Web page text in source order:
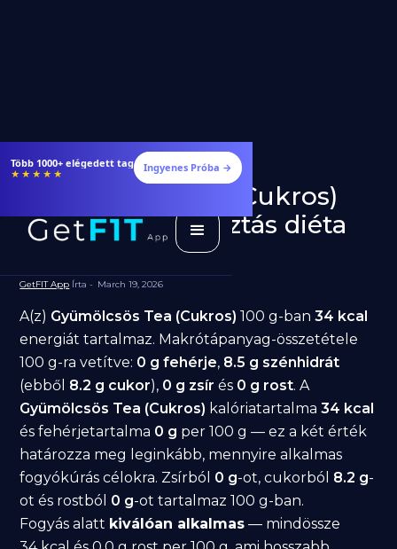
Több 1000+ elégedett tag
★★★★★ Ingyenes Próba →
Gyümölcsös Tea (Cukros)
fogyásra: jó választás diéta
GetFIT App Írta - March 19, 2026
A(z) Gyümölcsös Tea (Cukros) 100 g-ban34 kcal
energiát tartalmaz. Makrótápanyag-összetétele
100 g-ra vetítve: 0 g fehérje, 8.5 g szénhidrát
(ebből 8.2 g cukor), 0 g zsír és 0 g rost. A
Gyümölcsös Tea (Cukros) kalóriatartalma34 kcal
és fehérjetartalma 0 g per 100 g — ez a két érték
határozza meg leginkább, mennyire alkalmas
fogyókúrás célokra. Zsírból 0 g-ot, cukorból 8.2 g-
ot és rostból 0 g-ot tartalmaz 100 g-ban.
Fogyás alatt kiválóan alkalmas — mindössze